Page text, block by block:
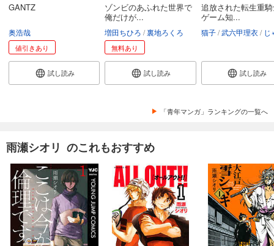
GANTZ
奥浩哉
値引きあり
試し読み
ゾンビのあふれた世界で
俺だけが...
増田ちひろ 裏地ろくろ
無料あり
試し読み
追放された転生重
ゲーム知...
猫子 武六甲理衣 じゃ
試し読み
「青年マンガ」ランキングの一覧へ
雨瀬シオリ のこれもおすすめ